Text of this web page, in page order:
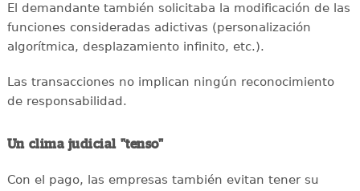
El demandante también solicitaba la modificación de las
funciones consideradas adictivas (personalización
algorítmica, desplazamiento infinito, etc.).
Las transacciones no implican ningún reconocimiento
de responsabilidad.
Un clima judicial "tenso"
Con el pago, las empresas también evitan tener su